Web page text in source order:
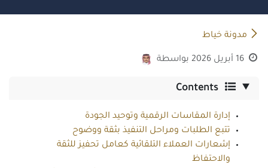
مدونة خياط
16 أبريل 2026 بواسطة
Contents
إدارة المقاسات الرقمية وتوحيد الجودة
تتبع الطلبات ومراحل التنفيذ بثقة ووضوح
إشعارات العملاء التلقائية كعامل تحفيز للثقة
والاحتفاظ